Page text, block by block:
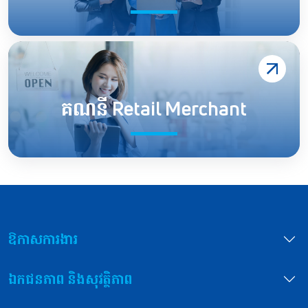
គណនី Retail Merchant
ឱកាសការងារ
ឯកជនភាព និងសុវត្ថិភាព